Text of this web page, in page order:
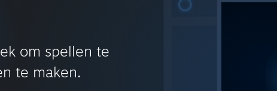
om spellen te
te maken.